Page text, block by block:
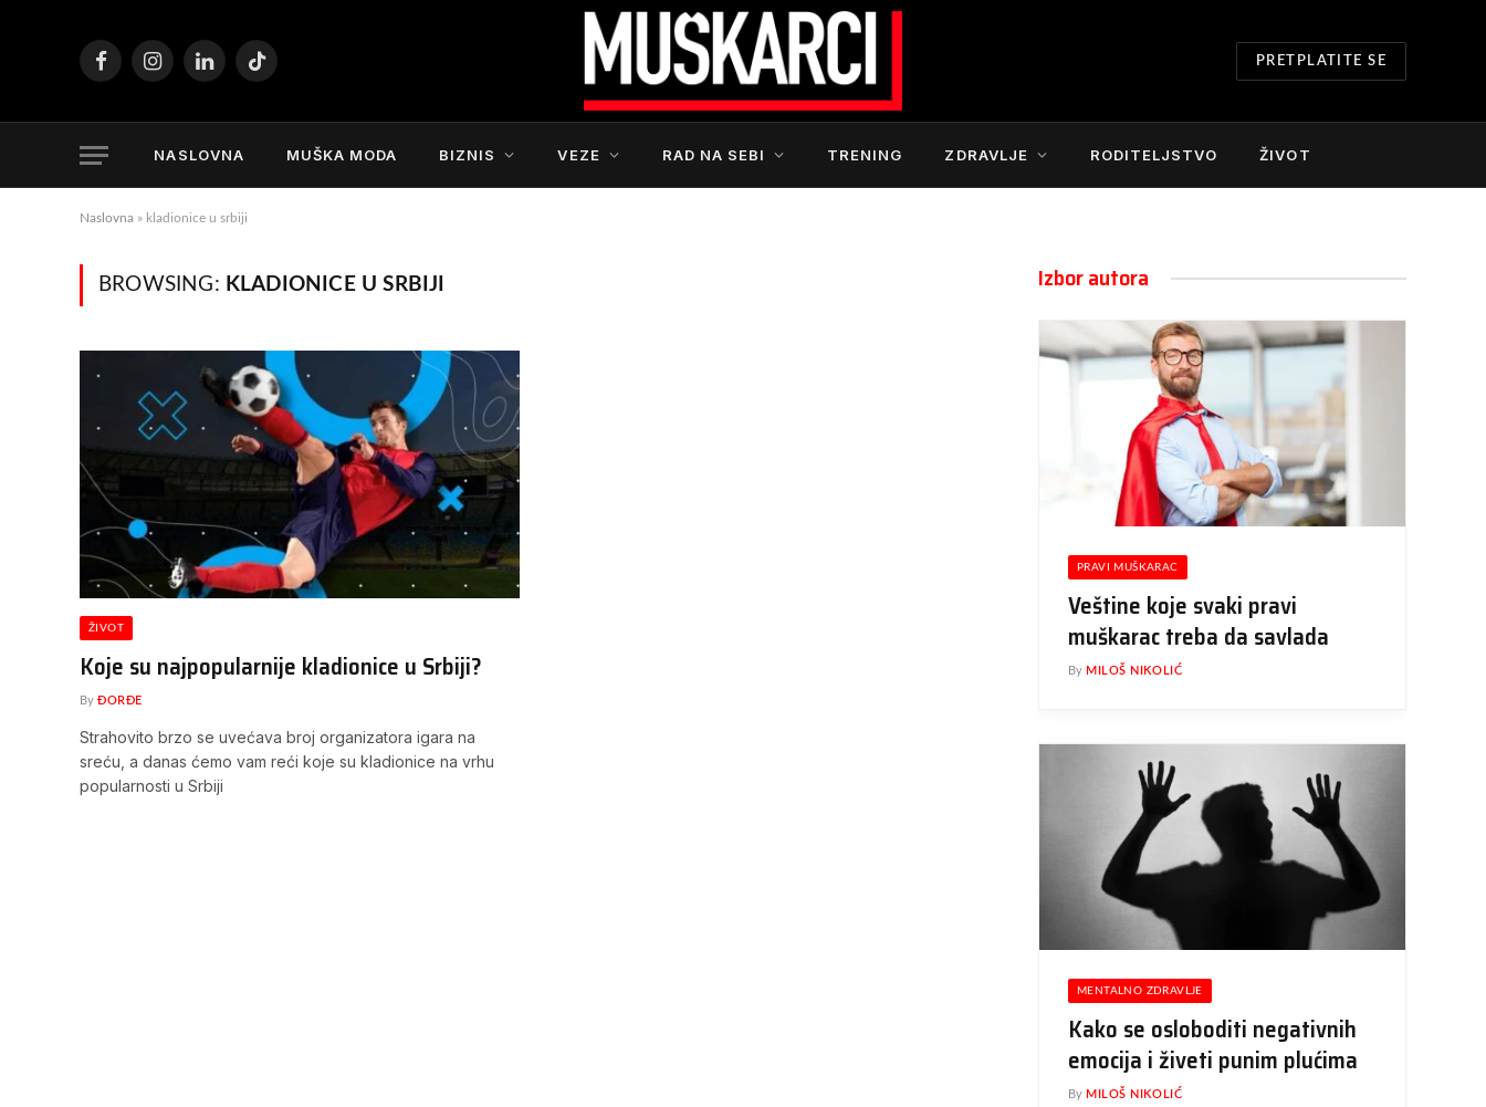
FacebookInstagramLinkedInTikTok
PRETPLATITE SE
NASLOVNA MUŠKA MODA BIZNIS VEZE RAD NA SEBI TRENING ZDRAVLJE RODITELJSTVO ŽIVOT
Naslovna » kladionice u srbiji
BROWSING: KLADIONICE U SRBIJI
ŽIVOT
Koje su najpopularnije kladionice u Srbiji?
By ĐORĐE
Strahovito brzo se uvećava broj organizatora igara na
sreću, a danas ćemo vam reći koje su kladionice na vrhu
popularnosti u Srbiji
Izbor autora
PRAVI MUŠKARAC
Veštine koje svaki pravi
muškarac treba da savlada
By MILOŠ NIKOLIĆ
MENTALNO ZDRAVLJE
Kako se osloboditi negativnih
emocija i živeti punim plućima
By MILOŠ NIKOLIĆ